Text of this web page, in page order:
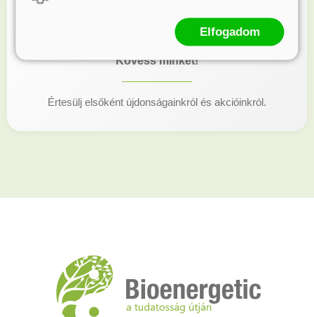
Kövess minket!
Értesülj elsőként újdonságainkról és akcióinkról.
Elfogadom